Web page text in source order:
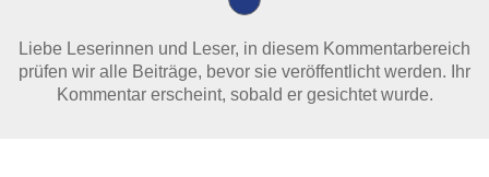
Liebe Leserinnen und Leser, in diesem Kommentarbereich
prüfen wir alle Beiträge, bevor sie veröffentlicht werden. Ihr
Kommentar erscheint, sobald er gesichtet wurde.